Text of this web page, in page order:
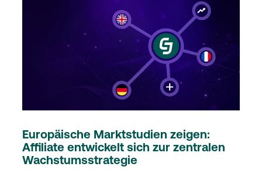
Europäische Marktstudien zeigen:
Affiliate entwickelt sich zur zentralen
Wachstumsstrategie